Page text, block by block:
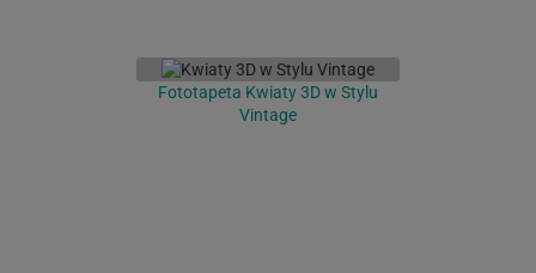
Fototapeta Kwiaty 3D w Stylu
Vintage